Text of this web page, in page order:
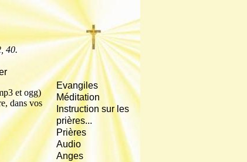
40.
Evangiles
Méditation
Instruction sur les
prières...
Prières
Audio
Anges
et ogg)
dans vos